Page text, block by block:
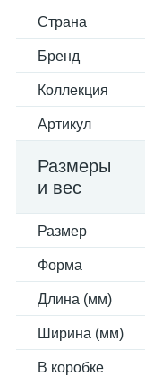
Страна
Бренд
Коллекция
Артикул
Размеры
и вес
Размер
Форма
Длина (мм)
Ширина (мм)
В коробке